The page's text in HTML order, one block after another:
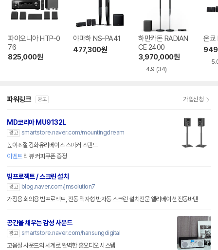
파이오니아 HTP-0
76
825,000원
야마하 NS-PA41
477,300원
하만카돈 RADIAN
CE 2400
3,970,000원
4.9 (34)
온
파워링크 광고 가입신청
MD코리아 MU9132L
광고 smartstore.naver.com/mountingdream
높이조절 강화유리베이스 스피커 스탠드
이벤트리뷰 커피쿠폰 증정
빔프로젝트 / 스크린 설치
광고
blog.naver.com/jmsolution7
가정용 회의용 빔프로젝트, 전동 액자형 반자동 스크린 설치전문 엘리베이션 전동바텐
공간을 채우는 감성 사운드
광고 smartstore.naver.com/hansungdigital
고음질 사운드의 세계로 완벽한 홈오디오 시스템